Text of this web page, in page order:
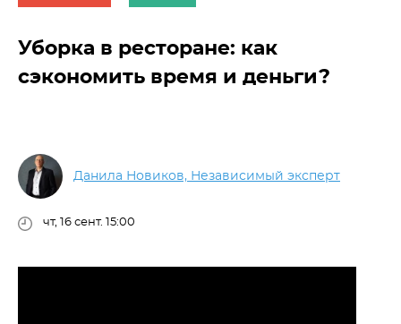
Уборка в ресторане: как
сэкономить время и деньги?
Данила Новиков, Независимый эксперт
чт, 16 сент. 15:00